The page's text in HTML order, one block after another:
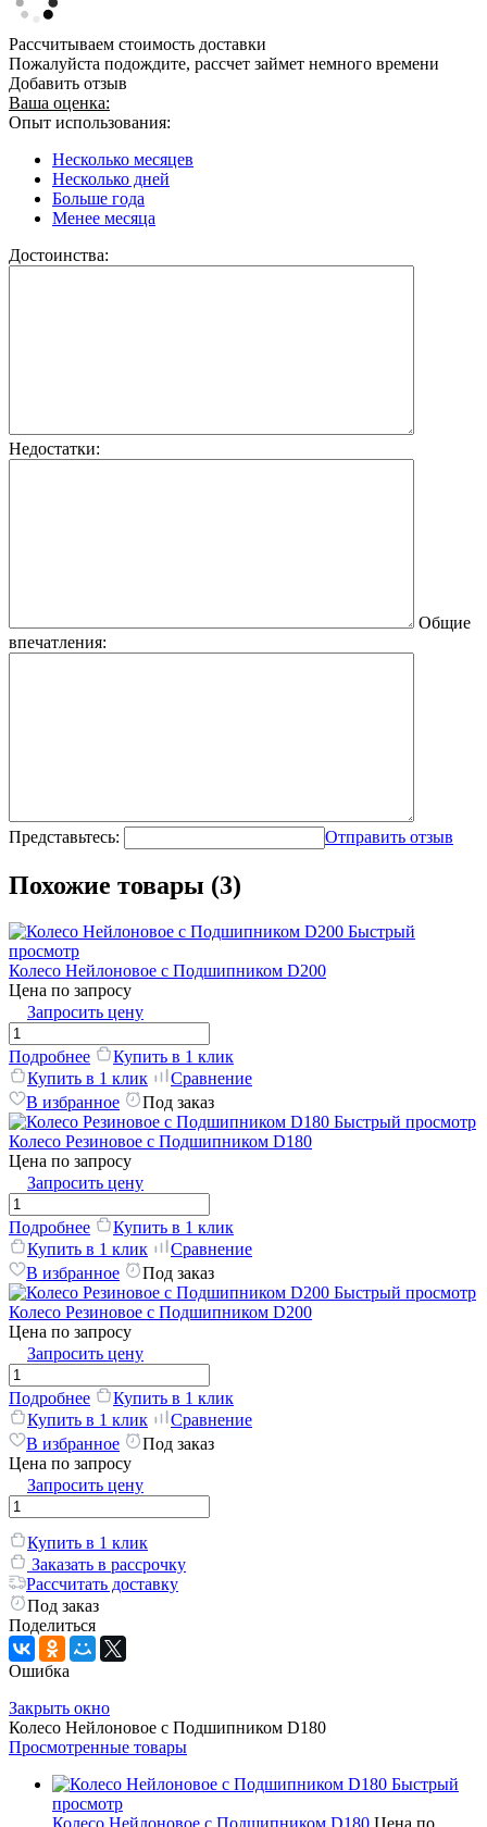
Рассчитываем стоимость доставки
Пожалуйста подождите, рассчет займет немного времени
Добавить отзыв
Ваша оценка:
Опыт использования:
Несколько месяцев
Несколько дней
Больше года
Менее месяца
Достоинства:
Недостатки:
Общие
впечатления:
Представьтесь: Отправить отзыв
Похожие товары (3)
Быстрый
просмотр
Колесо Нейлоновое с Подшипником D200
Цена по запросу
Запросить цену
Подробнее
Купить в 1 клик
Купить в 1 клик
Сравнение
В избранное
Под заказ
Быстрый просмотр
Колесо Резиновое с Подшипником D180
Цена по запросу
Запросить цену
Подробнее
Купить в 1 клик
Купить в 1 клик
Сравнение
В избранное
Под заказ
Быстрый просмотр
Колесо Резиновое с Подшипником D200
Цена по запросу
Запросить цену
Подробнее
Купить в 1 клик
Купить в 1 клик
Сравнение
В избранное
Под заказ
Цена по запросу
Запросить цену
Купить в 1 клик
Заказать в рассрочку
Рассчитать доставку
Под заказ
Поделиться
Ошибка
Закрыть окно
Колесо Нейлоновое с Подшипником D180
Просмотренные товары
Быстрый
просмотр
Колесо Нейлоновое с Подшипником D180 Цена по